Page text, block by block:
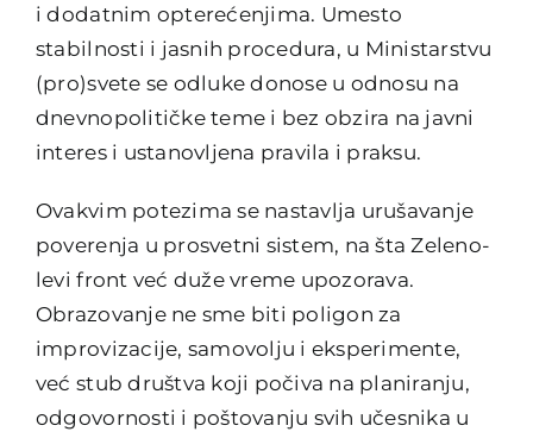
i dodatnim opterećenjima. Umesto
stabilnosti i jasnih procedura, u Ministarstvu
(pro)svete se odluke donose u odnosu na
dnevnopolitičke teme i bez obzira na javni
interes i ustanovljena pravila i praksu.
Ovakvim potezima se nastavlja urušavanje
poverenja u prosvetni sistem, na šta Zeleno-
levi front već duže vreme upozorava.
Obrazovanje ne sme biti poligon za
improvizacije, samovolju i eksperimente,
već stub društva koji počiva na planiranju,
odgovornosti i poštovanju svih učesnika u